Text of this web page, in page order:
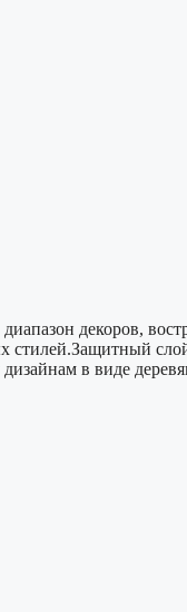
декоров,
стилей.Защитный
в виде